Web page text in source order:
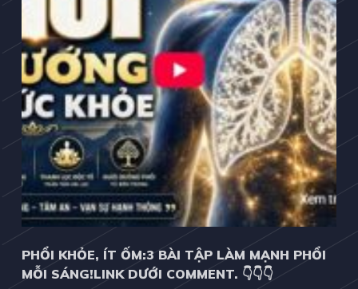
PHỔI KHỎE, ÍT ỐM:3 BÀI TẬP LÀM MẠNH PHỔI
MỖI SÁNG!LINK DƯỚI COMMENT. 👇👇👇